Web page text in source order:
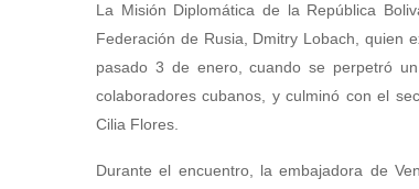
La Misión Diplomática de la República
Federación de Rusia, Dmitry Lobach, quien
pasado 3 de enero, cuando se perpetró
colaboradores cubanos, y culminó con el
Cilia Flores.
Durante el encuentro, la embajadora de